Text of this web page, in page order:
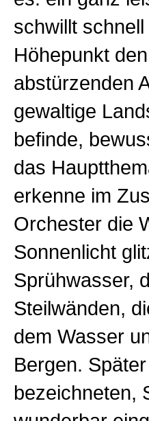
schwillt
Höhepunkt
abstürzenden
gewaltige
befinde,
das
erkenne im
Orchester die
Sonnenlicht
Sprühwasser,
Steilwänden,
dem Wasser
Bergen.
bezeichneten,